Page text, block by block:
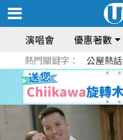
演唱會 優惠著數
熱門關鍵字： 公屋熱話